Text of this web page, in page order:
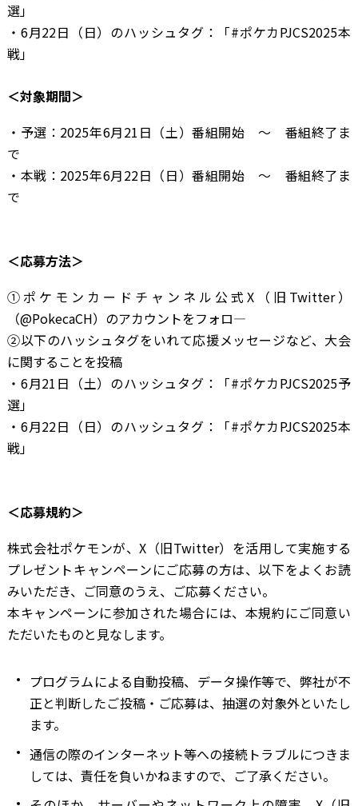
選」
・6月22日（日）のハッシュタグ：「#ポケカPJCS2025本
戦」
＜対象期間＞
・予選：2025年6月21日（土）番組開始 ～ 番組終了ま
で
・本戦：2025年6月22日（日）番組開始 ～ 番組終了ま
で
＜応募方法＞
①ポケモンカードチャンネル公式X（旧Twitter）
（@PokecaCH）のアカウントをフォロ―
②以下のハッシュタグをいれて応援メッセージなど、大会
に関することを投稿
・6月21日（土）のハッシュタグ：「#ポケカPJCS2025予
選」
・6月22日（日）のハッシュタグ：「#ポケカPJCS2025本
戦」
＜応募規約＞
株式会社ポケモンが、X（旧Twitter）を活用して実施する
プレゼントキャンペーンにご応募の方は、以下をよくお読
みいただき、ご同意のうえ、ご応募ください。
本キャンペーンに参加された場合には、本規約にご同意い
ただいたものと見なします。
プログラムによる自動投稿、データ操作等で、弊社が不
正と判断したご投稿・ご応募は、抽選の対象外といたし
ます。
通信の際のインターネット等への接続トラブルにつきま
しては、責任を負いかねますので、ご了承ください。